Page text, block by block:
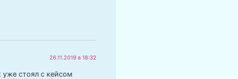
26.11.2019 в 18:32
уже стоял с кейсом